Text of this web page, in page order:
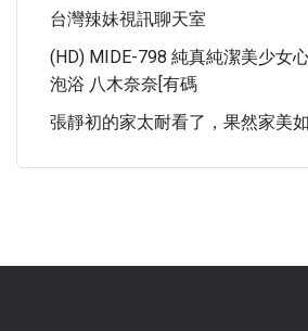
台灣辣妹視訊聊天室
(HD) MIDE-798 純真純潔美少女
泡浴 八木奈奈[有碼
張靜初的家太耐看了，果然家美